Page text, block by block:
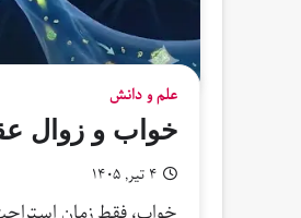
علم و دانش
خواب و زوال
۴ تیر, ۱۴۰۵